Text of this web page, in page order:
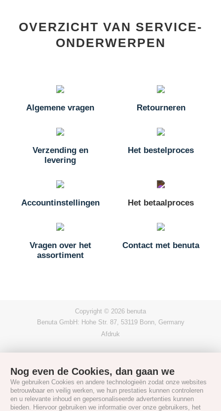
OVERZICHT VAN SERVICE-
ONDERWERPEN
Algemene vragen Retourneren
Verzending en
levering
Het bestelproces
Accountinstellingen Het betaalproces
Vragen over het
assortiment
Contact met benuta
Copyright © 2026 benuta
Benuta GmbH: Hohe Str. 87, 53119 Bonn, Germany
Afdruk
Nog even de Cookies, dan gaan we
We gebruiken Cookies en andere technologieën zodat onze websites
betrouwbaar en veilig werken, we hun prestaties kunnen controleren
en u relevante inhoud en gepersonaliseerde advertenties kunnen
bieden. Hiervoor gebruiken we informatie over onze gebruikers, het